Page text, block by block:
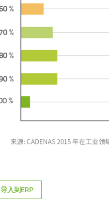
导入到ERP